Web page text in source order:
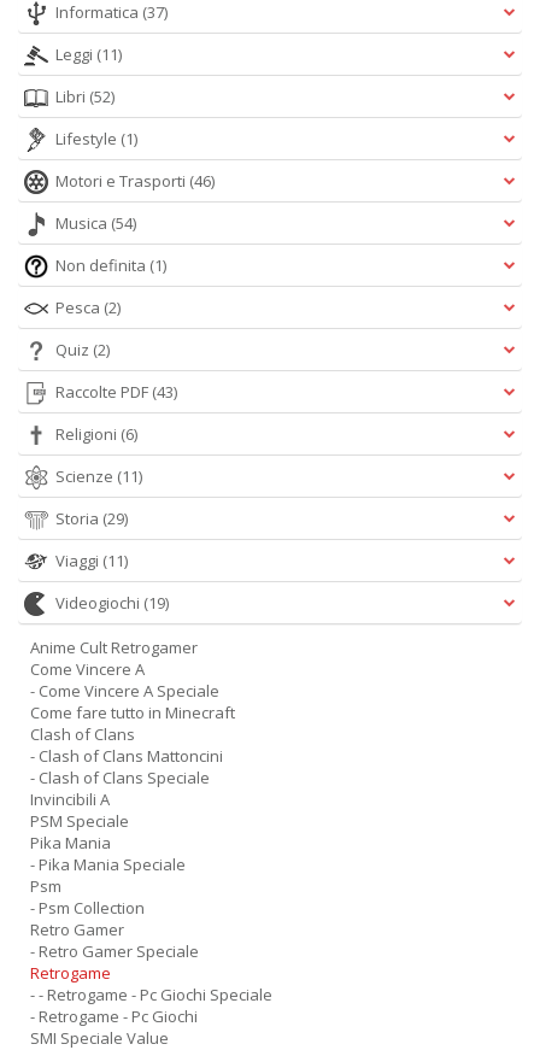
Informatica (37)
Leggi (11)
Libri (52)
Lifestyle (1)
Motori e Trasporti (46)
Musica (54)
Non definita (1)
Pesca (2)
Quiz (2)
Raccolte PDF (43)
Religioni (6)
Scienze (11)
Storia (29)
Viaggi (11)
Videogiochi (19)
Anime Cult Retrogamer
Come Vincere A
- Come Vincere A Speciale
Come fare tutto in Minecraft
Clash of Clans
- Clash of Clans Mattoncini
- Clash of Clans Speciale
Invincibili A
PSM Speciale
Pika Mania
- Pika Mania Speciale
Psm
- Psm Collection
Retro Gamer
- Retro Gamer Speciale
Retrogame
- - Retrogame - Pc Giochi Speciale
- Retrogame - Pc Giochi
SMI Speciale Value